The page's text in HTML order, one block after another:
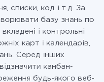
списки, код і т.д. За
базу знань по
і контрольні
карт і календарів,
Серед інших
канбан-
будь-якого веб-